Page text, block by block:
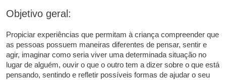
Objetivo geral:
Propiciar experiências que permitam à criança compreender que
as pessoas possuem maneiras diferentes de pensar, sentir e
agir, imaginar como seria viver uma determinada situação no
lugar de alguém, ouvir o que o outro tem a dizer sobre o que está
pensando, sentindo e refletir possíveis formas de ajudar o seu